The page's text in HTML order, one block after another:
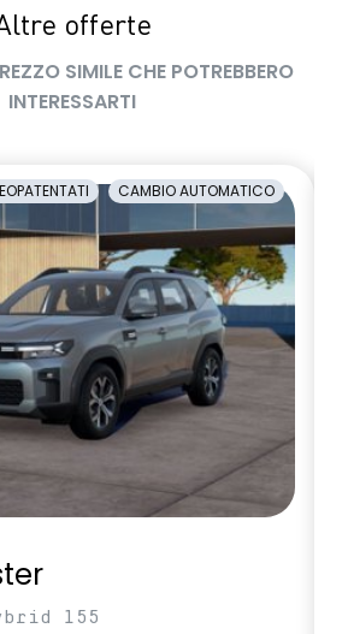
offerte
SIMILE CHE POTREBBERO
INTERESSARTI
CAMBIO AUTOMATICO
155